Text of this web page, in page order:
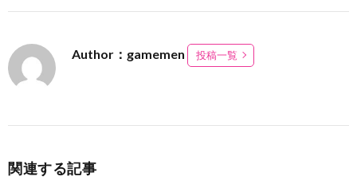
Author：gamemen 投稿一覧
関連する記事